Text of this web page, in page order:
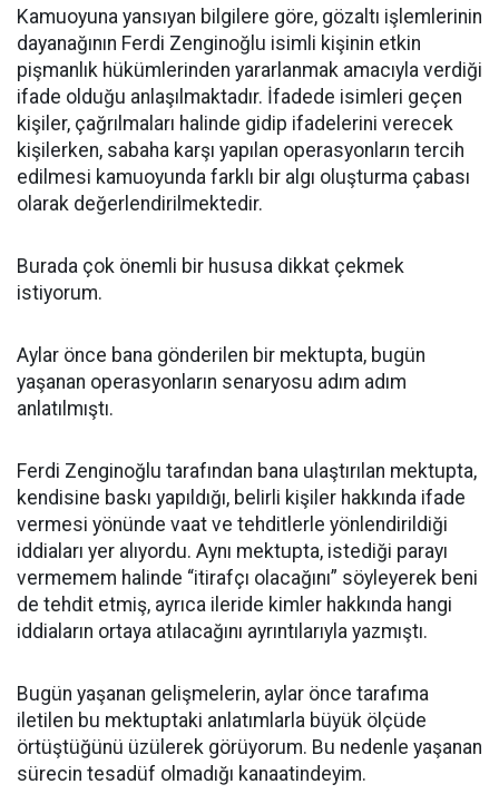
Kamuoyuna yansıyan bilgilere göre, gözaltı işlemlerinin
dayanağının Ferdi Zenginoğlu isimli kişinin etkin
pişmanlık hükümlerinden yararlanmak amacıyla verdiği
ifade olduğu anlaşılmaktadır. İfadede isimleri geçen
kişiler, çağrılmaları halinde gidip ifadelerini verecek
kişilerken, sabaha karşı yapılan operasyonların tercih
edilmesi kamuoyunda farklı bir algı oluşturma çabası
olarak değerlendirilmektedir.
Burada çok önemli bir hususa dikkat çekmek
istiyorum.
Aylar önce bana gönderilen bir mektupta, bugün
yaşanan operasyonların senaryosu adım adım
anlatılmıştı.
Ferdi Zenginoğlu tarafından bana ulaştırılan mektupta,
kendisine baskı yapıldığı, belirli kişiler hakkında ifade
vermesi yönünde vaat ve tehditlerle yönlendirildiği
iddiaları yer alıyordu. Aynı mektupta, istediği parayı
vermemem halinde “itirafçı olacağını” söyleyerek beni
de tehdit etmiş, ayrıca ileride kimler hakkında hangi
iddiaların ortaya atılacağını ayrıntılarıyla yazmıştı.
Bugün yaşanan gelişmelerin, aylar önce tarafıma
iletilen bu mektuptaki anlatımlarla büyük ölçüde
örtüştüğünü üzülerek görüyorum. Bu nedenle yaşanan
sürecin tesadüf olmadığı kanaatindeyim.